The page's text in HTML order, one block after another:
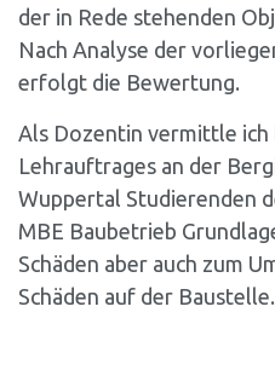
der in Rede stehenden
Nach Analyse der
erfolgt die Bewertung.
Als Dozentin vermittle ich
Lehrauftrages an der
Wuppertal Studierenden
MBE Baubetrieb
Schäden aber auch zum
Schäden auf der Baustelle.